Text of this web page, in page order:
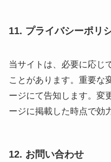
11. プライバシーポリ
当サイトは、必要に応じ
ことがあります。重要な
ージにて告知します。変
ージに掲載した時点で効
12. お問い合わせ